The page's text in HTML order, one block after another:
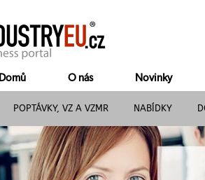
Domů O nás Novinky
POPTÁVKY, VZ A VZMR NABÍDKY